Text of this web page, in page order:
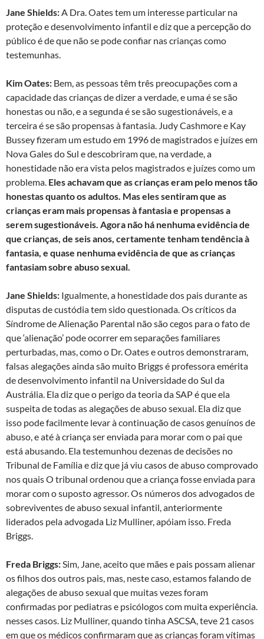
Jane Shields:A Dra. Oates tem um interesse particular na
proteção e desenvolvimento infantil e diz que a percepção do
público é de que não se pode confiar nas crianças como
testemunhas.
Kim Oates: Bem, as pessoas têm três preocupações com a
capacidade das crianças de dizer a verdade, e uma é se são
honestas ou não, e a segunda é se são sugestionáveis, e a
terceira é se são propensas à fantasia. Judy Cashmore e Kay
Bussey fizeram um estudo em 1996 de magistrados e juízes em
Nova Gales do Sul e descobriram que, na verdade, a
honestidade não era vista pelos magistrados e juízes como um
problema. Eles achavam que as crianças eram pelo menos tão
honestas quanto os adultos. Mas eles sentiram que as
crianças eram mais propensas à fantasia e propensas a
serem sugestionáveis. Agora não há nenhuma evidência de
que crianças, de seis anos, certamente tenham tendência à
fantasia, e quase nenhuma evidência de que as crianças
fantasiam sobre abuso sexual.
Jane Shields: Igualmente, a honestidade dos pais durante as
disputas de custódia tem sido questionada. Os críticos da
Síndrome de Alienação Parental não são cegos para o fato de
que ‘alienação’ pode ocorrer em separações familiares
perturbadas, mas, como o Dr. Oates e outros demonstraram,
falsas alegações ainda são muito Briggs é professora emérita
de desenvolvimento infantil na Universidade do Sul da
Austrália. Ela diz que o perigo da teoria da SAP é que ela
suspeita de todas as alegações de abuso sexual. Ela diz que
isso pode facilmente levar à continuação de casos genuínos de
abuso, e até à criança ser enviada para morar com o pai que
está abusando. Ela testemunhou dezenas de decisões no
Tribunal de Família e diz que já viu casos de abuso comprovado
nos quais O tribunal ordenou que a criança fosse enviada para
morar com o suposto agressor. Os números dos advogados de
sobreviventes de abuso sexual infantil, anteriormente
liderados pela advogada Liz Mulliner, apóiam isso. Freda
Briggs.
Freda Briggs:Sim, Jane, aceito que mães e pais possam alienar
os filhos dos outros pais, mas, neste caso, estamos falando de
alegações de abuso sexual que muitas vezes foram
confirmadas por pediatras e psicólogos com muita experiência.
nesses casos. Liz Mulliner, quando tinha ASCSA, teve 21 casos
em que os médicos confirmaram que as crianças foram vítimas